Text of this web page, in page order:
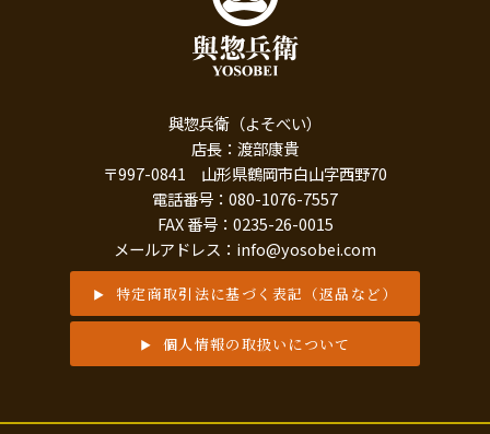
與惣兵衛（よそべい）
店長：渡部康貴
〒997-0841 山形県鶴岡市白山字西野70
電話番号：080-1076-7557
FAX 番号：0235-26-0015
メールアドレス：info@yosobei.com
特定商取引法に基づく表記（返品など）
個人情報の取扱いについて